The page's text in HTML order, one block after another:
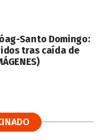
Santo Domingo:
tras caída de